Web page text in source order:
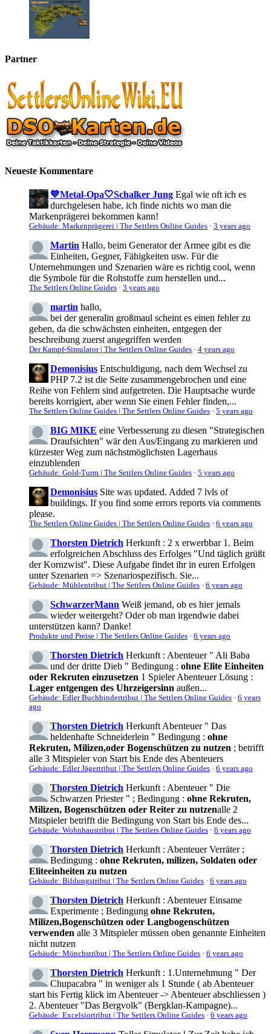
Partner
Neueste Kommentare
💙Metal-Opa🤍Schalker Jung Egal wie oft ich es
durchgelesen habe, ich finde nichts wo man die
Markenprägerei bekommen kann!
Gebäude: Markenprägerei | The Settlers Online Guides · 3 years ago
Martin Hallo, beim Generator der Armee gibt es die
Einheiten, Gegner, Fähigkeiten usw. Für die
Unternehmungen und Szenarien wäre es richtig cool, wenn
die Symbole für die Rohstoffe zum herstellen und...
The Settlers Online Guides · 3 years ago
martin hallo,
bei der generalin großmaul scheint es einen fehler zu
geben, da die schwächsten einheiten, entgegen der
beschreibung zuerst angegriffen werden
Der Kampf-Simulator | The Settlers Online Guides · 4 years ago
Demonisius Entschuldigung, nach dem Wechsel zu
PHP 7.2 ist die Seite zusammengebrochen und eine
Reihe von Fehlern sind aufgetreten. Die Hauptsache wurde
bereits korrigiert, aber wenn Sie einen Fehler finden,...
The Settlers Online Guides | The Settlers Online Guides · 5 years ago
BIG MIKE eine Verbesserung zu diesen "Strategischen
Draufsichten" wär den Aus/Eingang zu markieren und
kürzester Weg zum nächstmöglichsten Lagerhaus
einzublenden
Gebäude: Gold-Turm | The Settlers Online Guides · 5 years ago
Demonisius Site was updated. Added 7 lvls of
buildings. If you find some errors reports via comments
please.
The Settlers Online Guides | The Settlers Online Guides · 6 years ago
Thorsten Dietrich Herkunft : 2 x erwerbbar 1. Beim
erfolgreichen Abschluss des Erfolges "Und täglich grüßt
der Kornzwist". Diese Aufgabe findet ihr in euren Erfolgen
unter Szenarien => Szenariospezifisch. Sie...
Gebäude: Mühlentribut | The Settlers Online Guides · 6 years ago
SchwarzerMann Weiß jemand, ob es hier jemals
wieder weitergeht? Oder ob man irgendwie dabei
unterstützen kann? Danke!
Produkte und Preise | The Settlers Online Guides · 6 years ago
Thorsten Dietrich Herkunft : Abenteuer " Ali Baba
und der dritte Dieb " Bedingung : ohne Elite Einheiten
oder Rekruten einzusetzen 1 Spieler Abenteuer Lösung :
Lager entgengen des Uhrzeigersinn außen...
Gebäude: Edler Buchbindertribut | The Settlers Online Guides · 6 years
ago
Thorsten Dietrich Herkunft Abenteuer " Das
heldenhafte Schneiderlein " Bedingung : ohne
Rekruten, Milizen,oder Bogenschützen zu nutzen ; betrifft
alle 3 Mitspieler von Start bis Ende des Abenteuers
Gebäude: Edler Jägertribut | The Settlers Online Guides · 6 years ago
Thorsten Dietrich Herkunft : Abenteuer " Die
Schwarzen Priester " ; Bedingung : ohne Rekruten,
Milizen, Bogenschützen oder Reiter zu nutzenalle 2
Mitspieler betrifft die Bedingung von Start bis Ende des...
Gebäude: Wohnhaustribut | The Settlers Online Guides · 6 years ago
Thorsten Dietrich Herkunft : Abenteuer Verräter ;
Bedingung : ohne Rekruten, milizen, Soldaten oder
Eliteeinheiten zu nutzen
Gebäude: Bildungstribut | The Settlers Online Guides · 6 years ago
Thorsten Dietrich Herkunft : Abenteuer Einsame
Experimente ; Bedingung ohne Rekruten,
Milizen,Bogenschützen oder Langbogenschützen
verwenden alle 3 Mitspieler müssen oben genannte Einheiten
nicht nutzen
Gebäude: Mönchstribut | The Settlers Online Guides · 6 years ago
Thorsten Dietrich Herkunft : 1.Unternehmung " Der
Chupacabra " in weniger als 1 Stunde ( ab Abenteuer
start bis Fertig klick im Abenteuer -> Abenteuer abschliessen )
2. Abenteuer "Das Bergvolk" (Bergklan-Kampagne)...
Gebäude: Excelsiortribut | The Settlers Online Guides · 6 years ago